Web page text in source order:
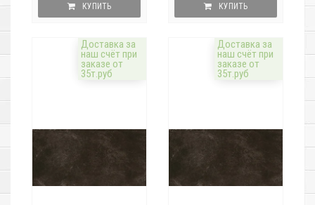
КУПИТЬ КУПИТЬ
Доставка за
наш счёт при
заказе от
35т.руб
Доставка за
наш счёт при
заказе от
35т.руб